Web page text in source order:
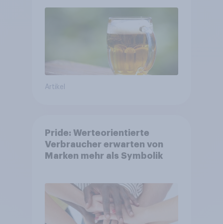
wächst um über 23 Prozent
Artikel
Pride: Werteorientierte
Verbraucher erwarten von
Marken mehr als Symbolik